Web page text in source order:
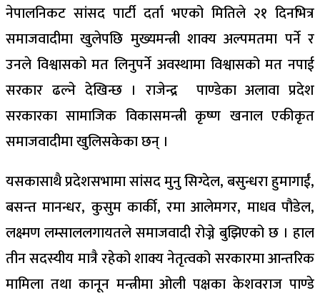
नेपालनिकट सांसद पार्टी दर्ता भएको मितिले २१ दिनभित्र
समाजवादीमा खुलेपछि मुख्यमन्त्री शाक्य अल्पमतमा पर्ने र
उनले विश्वासको मत लिनुपर्ने अवस्थामा विश्वासको मत नपाई
सरकार ढल्ने देखिन्छ । राजेन्द्र पाण्डेका अलावा प्रदेश
सरकारका सामाजिक विकासमन्त्री कृष्ण खनाल एकीकृत
समाजवादीमा खुलिसकेका छन् ।
यसकासाथै प्रदेशसभामा सांसद मुनु सिग्देल, बसुन्धरा हुमागाईं,
बसन्त मानन्धर, कुसुम कार्की, रमा आलेमगर, माधव पौडेल,
लक्ष्मण लम्साललगायतले समाजवादी रोज्ने बुझिएको छ । हाल
तीन सदस्यीय मात्रै रहेको शाक्य नेतृत्वको सरकारमा आन्तरिक
मामिला तथा कानून मन्त्रीमा ओली पक्षका केशवराज पाण्डे